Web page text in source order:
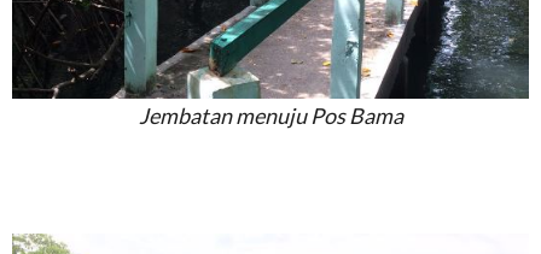
Jembatan menuju Pos Bama